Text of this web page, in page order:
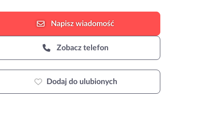
Napisz wiadomość
Zobacz telefon
Dodaj do ulubionych